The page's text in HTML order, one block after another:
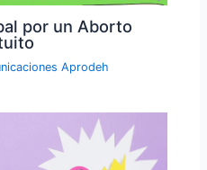
por un Aborto
Aprodeh